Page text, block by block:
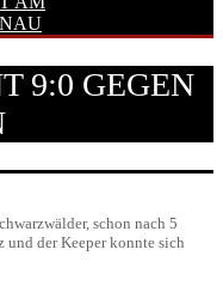
9:0 GEGEN
schon nach 5
und der Keeper konnte sich